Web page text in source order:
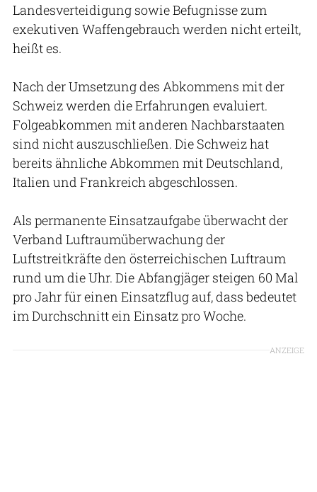
Landesverteidigung sowie Befugnisse zum
exekutiven Waffengebrauch werden nicht erteilt,
heißt es.
Nach der Umsetzung des Abkommens mit der
Schweiz werden die Erfahrungen evaluiert.
Folgeabkommen mit anderen Nachbarstaaten
sind nicht auszuschließen. Die Schweiz hat
bereits ähnliche Abkommen mit Deutschland,
Italien und Frankreich abgeschlossen.
Als permanente Einsatzaufgabe überwacht der
Verband Luftraumüberwachung der
Luftstreitkräfte den österreichischen Luftraum
rund um die Uhr. Die Abfangjäger steigen 60 Mal
pro Jahr für einen Einsatzflug auf, dass bedeutet
im Durchschnitt ein Einsatz pro Woche.
ANZEIGE